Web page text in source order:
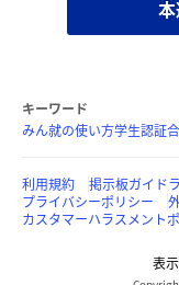
キーワード
みん就の使い方学生認証
利用規約 掲示板ガイド
プライバシーポリシー
カスタマーハラスメント
表